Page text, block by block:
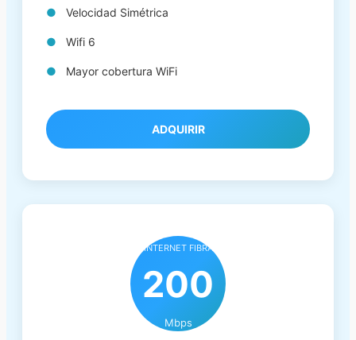
Velocidad Simétrica
Wifi 6
Mayor cobertura WiFi
ADQUIRIR
INTERNET FIBRA
200
Mbps